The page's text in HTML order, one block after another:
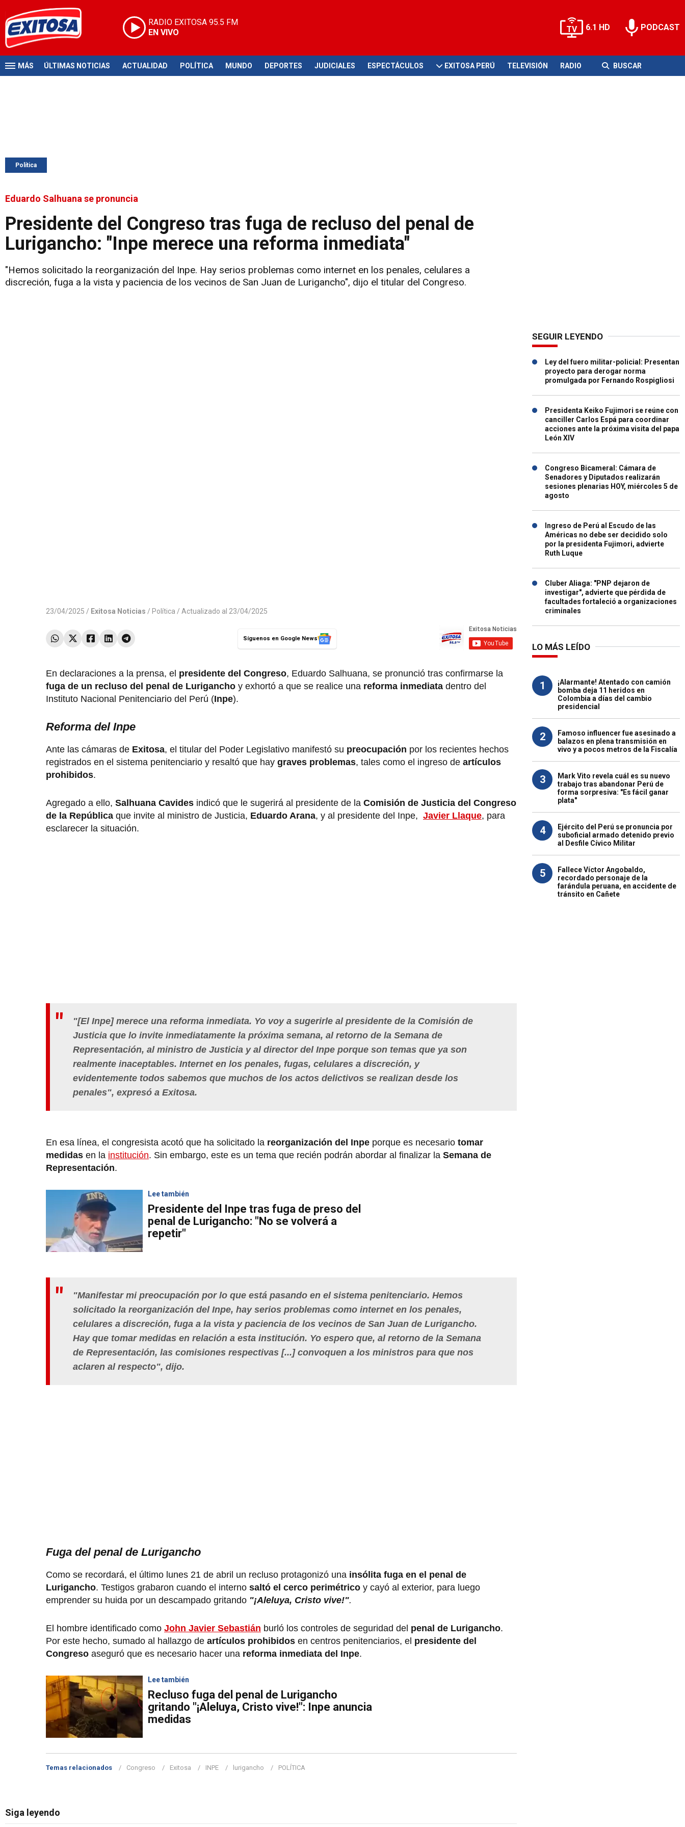
RADIO EXITOSA 95.5 FM
EN VIVO
6.1 HD PODCAST
MÁS ÚLTIMAS NOTICIAS ACTUALIDAD POLÍTICA MUNDO DEPORTES JUDICIALES ESPECTÁCULOS EXITOSA PERÚ TELEVISIÓN RADIO BUSCAR
Política
Eduardo Salhuana se pronuncia
Presidente del Congreso tras fuga de recluso del penal de
Lurigancho: "Inpe merece una reforma inmediata"
"Hemos solicitado la reorganización del Inpe. Hay serios problemas como internet en los penales, celulares a
discreción, fuga a la vista y paciencia de los vecinos de San Juan de Lurigancho", dijo el titular del Congreso.
23/04/2025 / Exitosa Noticias / Política / Actualizado al 23/04/2025
Síguenos en Google News
En declaraciones a la prensa, el presidente del Congreso, Eduardo Salhuana, se pronunció tras confirmarse la
fuga de un recluso del penal de Lurigancho y exhortó a que se realice una reforma inmediata dentro del
Instituto Nacional Penitenciario del Perú (Inpe).
Reforma del Inpe
Ante las cámaras de Exitosa, el titular del Poder Legislativo manifestó su preocupación por los recientes hechos
registrados en el sistema penitenciario y resaltó que hay graves problemas, tales como el ingreso de artículos
prohibidos.
Agregado a ello, Salhuana Cavides indicó que le sugerirá al presidente de la Comisión de Justicia del Congreso
de la República que invite al ministro de Justicia, Eduardo Arana, y al presidente del Inpe, Javier Llaque, para
esclarecer la situación.
"[El Inpe] merece una reforma inmediata. Yo voy a sugerirle al presidente de la Comisión de
Justicia que lo invite inmediatamente la próxima semana, al retorno de la Semana de
Representación, al ministro de Justicia y al director del Inpe porque son temas que ya son
realmente inaceptables. Internet en los penales, fugas, celulares a discreción, y
evidentemente todos sabemos que muchos de los actos delictivos se realizan desde los
penales", expresó a Exitosa.
En esa línea, el congresista acotó que ha solicitado la reorganización del Inpe porque es necesario tomar
medidas en la institución. Sin embargo, este es un tema que recién podrán abordar al finalizar la Semana de
Representación.
Lee también
Presidente del Inpe tras fuga de preso del
penal de Lurigancho: "No se volverá a
repetir"
"Manifestar mi preocupación por lo que está pasando en el sistema penitenciario. Hemos
solicitado la reorganización del Inpe, hay serios problemas como internet en los penales,
celulares a discreción, fuga a la vista y paciencia de los vecinos de San Juan de Lurigancho.
Hay que tomar medidas en relación a esta institución. Yo espero que, al retorno de la Semana
de Representación, las comisiones respectivas [...] convoquen a los ministros para que nos
aclaren al respecto", dijo.
Fuga del penal de Lurigancho
Como se recordará, el último lunes 21 de abril un recluso protagonizó una insólita fuga en el penal de
Lurigancho. Testigos grabaron cuando el interno saltó el cerco perimétrico y cayó al exterior, para luego
emprender su huida por un descampado gritando "¡Aleluya, Cristo vive!".
El hombre identificado como John Javier Sebastián burló los controles de seguridad del penal de Lurigancho.
Por este hecho, sumado al hallazgo de artículos prohibidos en centros penitenciarios, el presidente del
Congreso aseguró que es necesario hacer una reforma inmediata del Inpe.
Lee también
Recluso fuga del penal de Lurigancho
gritando "¡Aleluya, Cristo vive!": Inpe anuncia
medidas
Temas relacionados Congreso Exitosa INPE lurigancho POLÍTICA
Siga leyendo
SEGUIR LEYENDO
Ley del fuero militar-policial: Presentan
proyecto para derogar norma
promulgada por Fernando Rospigliosi
Presidenta Keiko Fujimori se reúne con
canciller Carlos Espá para coordinar
acciones ante la próxima visita del papa
León XIV
Congreso Bicameral: Cámara de
Senadores y Diputados realizarán
sesiones plenarias HOY, miércoles 5 de
agosto
Ingreso de Perú al Escudo de las
Américas no debe ser decidido solo
por la presidenta Fujimori, advierte
Ruth Luque
Cluber Aliaga: "PNP dejaron de
investigar", advierte que pérdida de
facultades fortaleció a organizaciones
criminales
LO MÁS LEÍDO
1
¡Alarmante! Atentado con camión
bomba deja 11 heridos en
Colombia a días del cambio
presidencial
2
Famoso influencer fue asesinado a
balazos en plena transmisión en
vivo y a pocos metros de la Fiscalía
3
Mark Vito revela cuál es su nuevo
trabajo tras abandonar Perú de
forma sorpresiva: "Es fácil ganar
plata"
4
Ejército del Perú se pronuncia por
suboficial armado detenido previo
al Desfile Cívico Militar
5
Fallece Víctor Angobaldo,
recordado personaje de la
farándula peruana, en accidente de
tránsito en Cañete